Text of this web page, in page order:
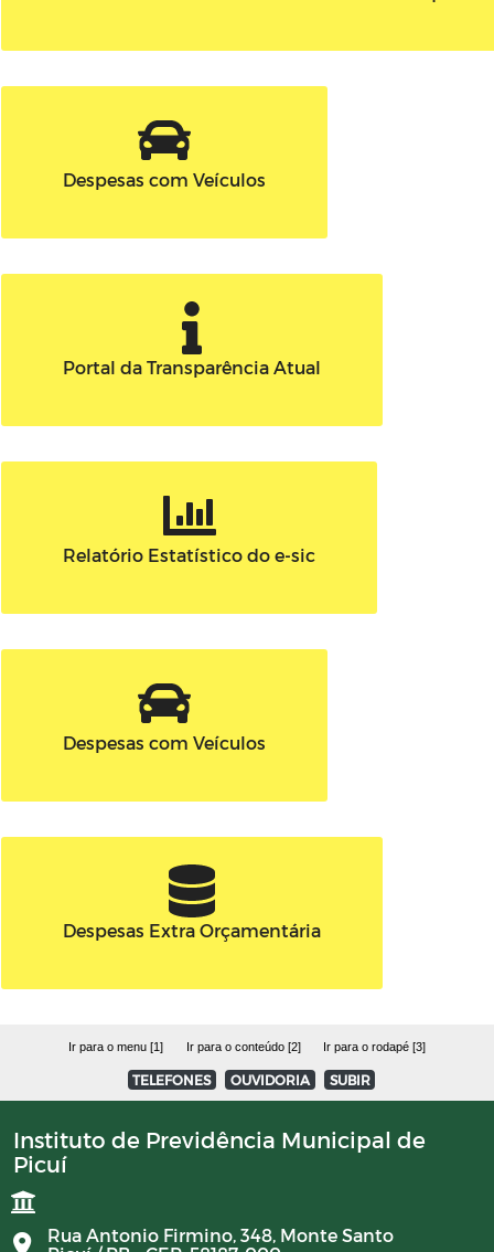
Despesas com Veículos
Portal da Transparência Atual
Relatório Estatístico do e-sic
Despesas com Veículos
Despesas Extra Orçamentária
Ir para o menu [1] Ir para o conteúdo [2] Ir para o rodapé [3]
TELEFONES OUVIDORIA SUBIR
Instituto de Previdência Municipal de
Picuí
Rua Antonio Firmino, 348, Monte Santo